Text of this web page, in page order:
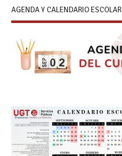
AGENDA Y CALENDARIO ESCOLAR